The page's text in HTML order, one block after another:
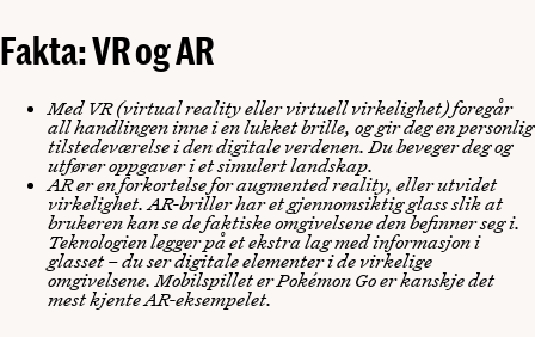
Fakta: VR og AR
Med VR (virtual reality eller virtuell virkelighet) foregår
all handlingen inne i en lukket brille, og gir deg en personlig
tilstedeværelse i den digitale verdenen. Du beveger deg og
utfører oppgaver i et simulert landskap.
AR er en forkortelse for augmented reality, eller utvidet
virkelighet. AR-briller har et gjennomsiktig glass slik at
brukeren kan se de faktiske omgivelsene den befinner seg i.
Teknologien legger på et ekstra lag med informasjon i
glasset – du ser digitale elementer i de virkelige
omgivelsene. Mobilspillet er Pokémon Go er kanskje det
mest kjente AR-eksempelet.